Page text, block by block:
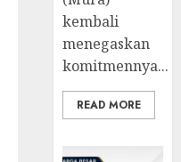
kembali
menegaskan
komitmennya...
READ MORE